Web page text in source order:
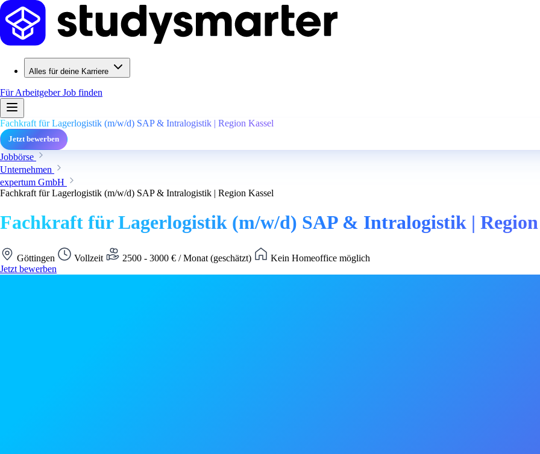
Alles für deine Karriere
Für ArbeitgeberJob finden
Fachkraft für Lagerlogistik (m/w/d) SAP & Intralogistik | Region Kassel
Jetzt bewerben
Jobbörse
Unternehmen
expertum GmbH
Fachkraft für Lagerlogistik (m/w/d) SAP & Intralogistik | Region Kassel
Fachkraft für Lagerlogistik (m/w/d) SAP & Intralogistik | Region
Göttingen Vollzeit 2500 - 3000 € / Monat (geschätzt)
Kein Homeoffice möglich
Jetzt bewerben